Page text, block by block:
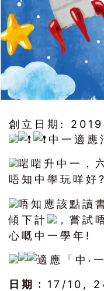
創立日期:
中一適應
啱啱升中一，
唔知中學玩咩好?
唔知應該點讀
傾下計
，嘗試
心嘅中一學年!
適應「中‧
日期﹕ 17/10,